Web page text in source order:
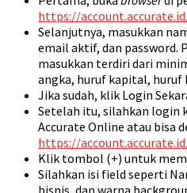
https://
Selanjutnya, masukkan
email aktif, dan password.
masukkan terdiri dari
angka, huruf kapital, huruf
Jika sudah, klik Login
Setelah itu, silahkan login
Accurate Online atau bisa
https://
Klik tombol (+) untuk
Silahkan isi field seperti